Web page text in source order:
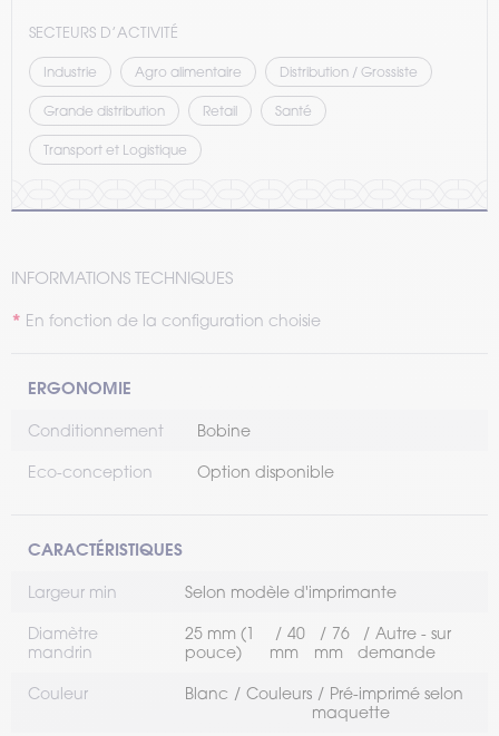
SECTEURS D’ACTIVITÉ
Industrie Agro alimentaire Distribution / Grossiste
Grande distribution Retail Santé
Transport et Logistique
INFORMATIONS TECHNIQUES
En fonction de la configuration choisie
ERGONOMIE
Conditionnement Bobine
Eco-conception Option disponible
CARACTÉRISTIQUES
Largeur min Selon modèle d'imprimante
Diamètre
mandrin
25 mm (1
pouce)
40
mm
76
mm
Autre - sur
demande
Couleur Blanc Couleurs
Pré-imprimé selon
maquette